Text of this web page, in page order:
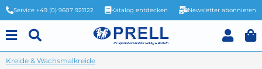
Service +49 (0) 9607 921122 Katalog entdecken Newsletter abonnieren
Kreide & Wachsmalkreide